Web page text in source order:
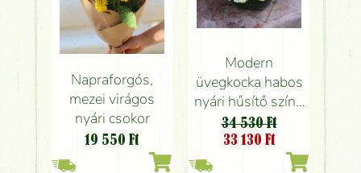
Napraforgós,
mezei virágos
nyári csokor
19 550 Ft
Modern
üvegkocka habos
nyári hűsítő színű
virágokkal
34 530 Ft
33 130 Ft